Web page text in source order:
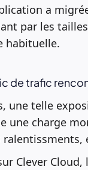
a
par les
habituelle.
de trafic
une telle
une charge
Clever